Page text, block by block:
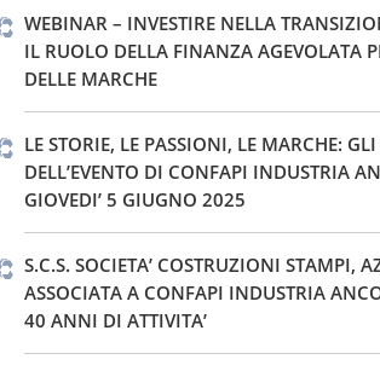
WEBINAR – INVESTIRE NELLA
IL RUOLO DELLA FINANZA AGEVOLATA
DELLE MARCHE
LE STORIE, LE PASSIONI, LE MARCHE: GLI
DELL’EVENTO DI CONFAPI INDUSTRIA
GIOVEDI’ 5 GIUGNO 2025
S.C.S. SOCIETA’ COSTRUZIONI STAMPI,
ASSOCIATA A CONFAPI INDUSTRIA
40 ANNI DI ATTIVITA’